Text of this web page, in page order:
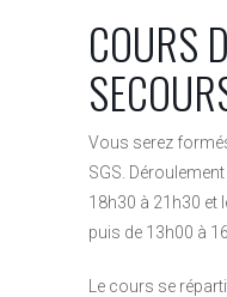
COURS
Vous serez
SGS.
18h30 à 21h30 et
puis de 13h00 à
Le cours se